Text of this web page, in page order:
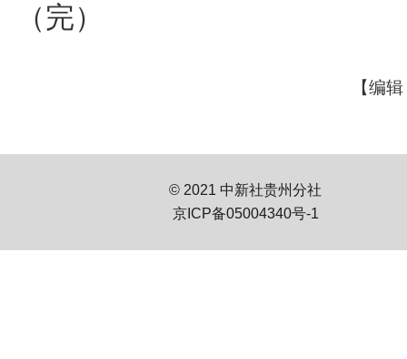
（完）
【编
© 2021 中新社贵州分社
京ICP备05004340号-1